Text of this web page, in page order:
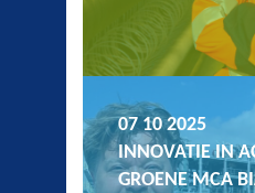
07 10 2025
INNOVATIE IN
GROENE MCA